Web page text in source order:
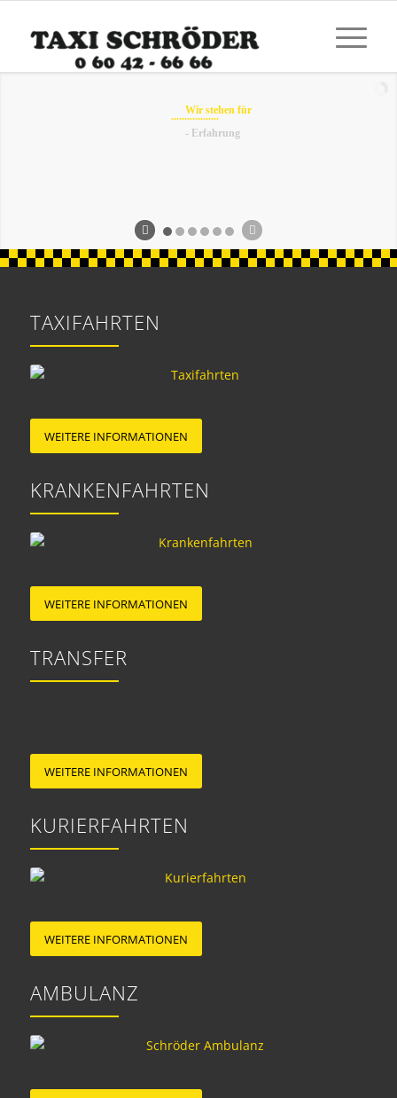
Wir stehen für
..................
- Erfahrung
TAXIFAHRTEN
WEITERE INFORMATIONEN
KRANKENFAHRTEN
WEITERE INFORMATIONEN
TRANSFER
WEITERE INFORMATIONEN
KURIERFAHRTEN
WEITERE INFORMATIONEN
AMBULANZ